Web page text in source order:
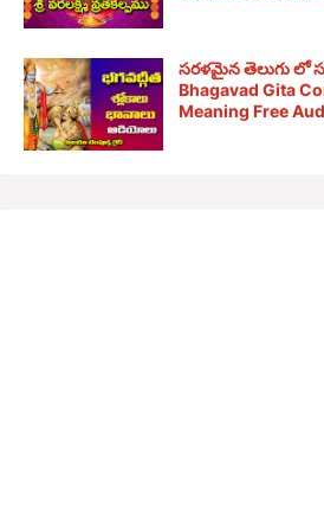
సరళమైన తెలుగు లో
Bhagavad Gita
Meaning Free